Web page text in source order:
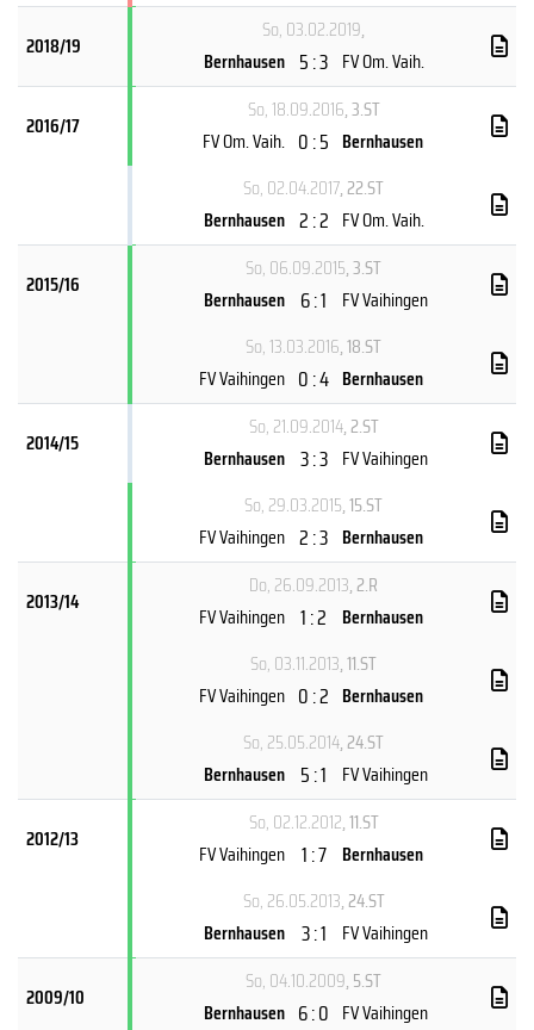
2018/19
So, 03.02.2019,
Bernhausen 5 : 3 FV Om. Vaih.
2016/17
So, 18.09.2016, 3.ST
FV Om. Vaih. 0 : 5 Bernhausen
So, 02.04.2017, 22.ST
Bernhausen 2 : 2 FV Om. Vaih.
2015/16
So, 06.09.2015, 3.ST
Bernhausen 6 : 1 FV Vaihingen
So, 13.03.2016, 18.ST
FV Vaihingen 0 : 4 Bernhausen
2014/15
So, 21.09.2014, 2.ST
Bernhausen 3 : 3 FV Vaihingen
So, 29.03.2015, 15.ST
FV Vaihingen 2 : 3 Bernhausen
2013/14
Do, 26.09.2013, 2.R
FV Vaihingen 1 : 2 Bernhausen
So, 03.11.2013, 11.ST
FV Vaihingen 0 : 2 Bernhausen
So, 25.05.2014, 24.ST
Bernhausen 5 : 1 FV Vaihingen
2012/13
So, 02.12.2012, 11.ST
FV Vaihingen 1 : 7 Bernhausen
So, 26.05.2013, 24.ST
Bernhausen 3 : 1 FV Vaihingen
2009/10
So, 04.10.2009, 5.ST
Bernhausen 6 : 0 FV Vaihingen